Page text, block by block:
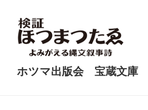
ホツマ出版会 宝蔵文庫